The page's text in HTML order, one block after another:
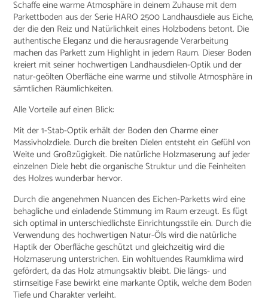
Schaffe eine warme Atmosphäre in deinem Zuhause mit dem
Parkettboden aus der Serie HARO 2500 Landhausdiele aus Eiche,
der die den Reiz und Natürlichkeit eines Holzbodens betont. Die
authentische Eleganz und die herausragende Verarbeitung
machen das Parkett zum Highlight in jedem Raum. Dieser Boden
kreiert mit seiner hochwertigen Landhausdielen-Optik und der
natur-geölten Oberfläche eine warme und stilvolle Atmosphäre in
sämtlichen Räumlichkeiten.
Alle Vorteile auf einen Blick:
Mit der 1-Stab-Optik erhält der Boden den Charme einer
Massivholzdiele. Durch die breiten Dielen entsteht ein Gefühl von
Weite und Großzügigkeit. Die natürliche Holzmaserung auf jeder
einzelnen Diele hebt die organische Struktur und die Feinheiten
des Holzes wunderbar hervor.
Durch die angenehmen Nuancen des Eichen-Parketts wird eine
behagliche und einladende Stimmung im Raum erzeugt. Es fügt
sich optimal in unterschiedlichste Einrichtungsstile ein. Durch die
Verwendung des hochwertigen Natur-Öls wird die natürliche
Haptik der Oberfläche geschützt und gleichzeitig wird die
Holzmaserung unterstrichen. Ein wohltuendes Raumklima wird
gefördert, da das Holz atmungsaktiv bleibt. Die längs- und
stirnseitige Fase bewirkt eine markante Optik, welche dem Boden
Tiefe und Charakter verleiht.